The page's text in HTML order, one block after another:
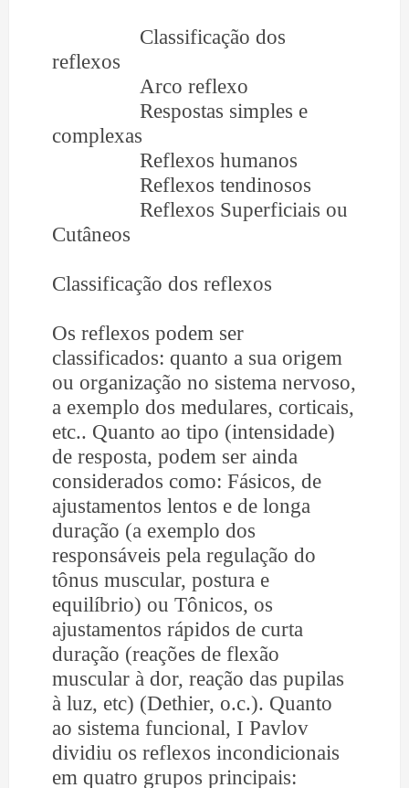
Classificação dos
reflexos
Arco reflexo
Respostas simples e
complexas
Reflexos humanos
Reflexos tendinosos
Reflexos Superficiais ou
Cutâneos
Classificação dos reflexos
Os reflexos podem ser
classificados: quanto a sua origem
ou organização no sistema nervoso,
a exemplo dos medulares, corticais,
etc.. Quanto ao tipo (intensidade)
de resposta, podem ser ainda
considerados como: Fásicos, de
ajustamentos lentos e de longa
duração (a exemplo dos
responsáveis pela regulação do
tônus muscular, postura e
equilíbrio) ou Tônicos, os
ajustamentos rápidos de curta
duração (reações de flexão
muscular à dor, reação das pupilas
à luz, etc) (Dethier, o.c.). Quanto
ao sistema funcional, I Pavlov
dividiu os reflexos incondicionais
em quatro grupos principais: